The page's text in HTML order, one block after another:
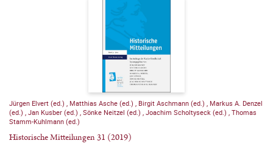
Jürgen Elvert (ed.) Matthias Asche (ed.) Birgit Aschmann (ed.)
Markus A. Denzel
(ed.) Jan Kusber (ed.) Sönke Neitzel (ed.) Joachim Scholtyseck (ed.) Thomas
Stamm-Kuhlmann (ed.)
Historische Mitteilungen 31 (2019)